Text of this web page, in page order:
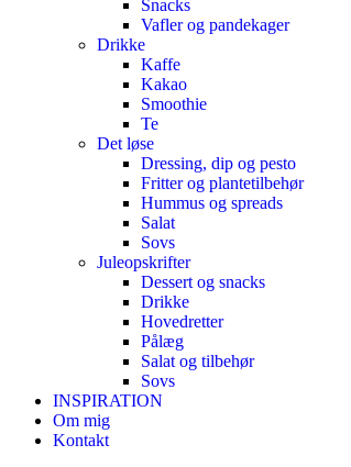
Snacks
Vafler og pandekager
Drikke
Kaffe
Kakao
Smoothie
Te
Det løse
Dressing, dip og pesto
Fritter og plantetilbehør
Hummus og spreads
Salat
Sovs
Juleopskrifter
Dessert og snacks
Drikke
Hovedretter
Pålæg
Salat og tilbehør
Sovs
INSPIRATION
Om mig
Kontakt